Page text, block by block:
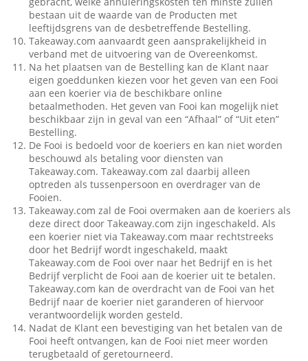
bestaan uit de waarde van de Producten met
leeftijdsgrens van de desbetreffende Bestelling.
Takeaway.com aanvaardt geen aansprakelijkheid in
verband met de uitvoering van de Overeenkomst.
Na het plaatsen van de Bestelling kan de Klant naar
eigen goeddunken kiezen voor het geven van een Fooi
aan een koerier via de beschikbare online
betaalmethoden. Het geven van Fooi kan mogelijk niet
beschikbaar zijn in geval van een “Afhaal” of “Uit eten”
Bestelling.
De Fooi is bedoeld voor de koeriers en kan niet worden
beschouwd als betaling voor diensten van
Takeaway.com. Takeaway.com zal daarbij alleen
optreden als tussenpersoon en overdrager van de
Fooien.
Takeaway.com zal de Fooi overmaken aan de koeriers als
deze direct door Takeaway.com zijn ingeschakeld. Als
een koerier niet via Takeaway.com maar rechtstreeks
door het Bedrijf wordt ingeschakeld, maakt
Takeaway.com de Fooi over naar het Bedrijf en is het
Bedrijf verplicht de Fooi aan de koerier uit te betalen.
Takeaway.com kan de overdracht van de Fooi van het
Bedrijf naar de koerier niet garanderen of hiervoor
verantwoordelijk worden gesteld.
Nadat de Klant een bevestiging van het betalen van de
Fooi heeft ontvangen, kan de Fooi niet meer worden
terugbetaald of geretourneerd.